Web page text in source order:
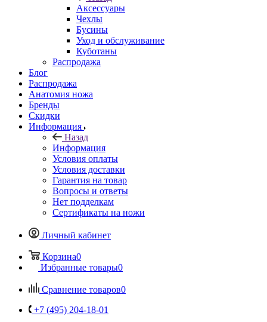
Аксессуары
Чехлы
Бусины
Уход и обслуживание
Куботаны
Распродажа
Блог
Распродажа
Анатомия ножа
Бренды
Скидки
Информация
Назад
Информация
Условия оплаты
Условия доставки
Гарантия на товар
Вопросы и ответы
Нет подделкам
Сертификаты на ножи
Личный кабинет
Корзина0
Избранные товары0
Сравнение товаров0
+7 (495) 204-18-01